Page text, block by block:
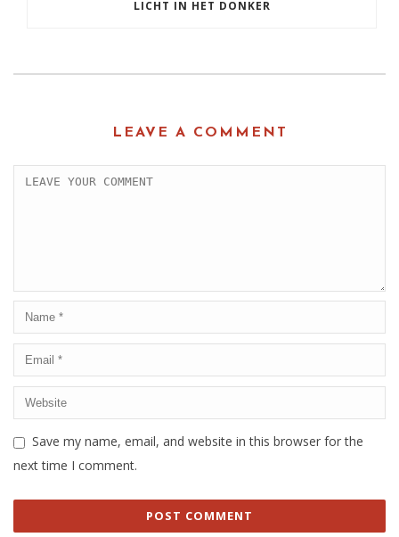
LICHT IN HET DONKER
LEAVE A COMMENT
Save my name, email, and website in this browser for the
next time I comment.